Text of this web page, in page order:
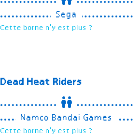
Sega
Cette borne n'y est plus ?
Dead Heat Riders
Namco Bandai Games
Cette borne n'y est plus ?